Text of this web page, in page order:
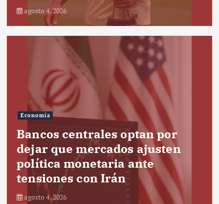
agosto 4, 2026
Economía
Bancos centrales optan por
dejar que mercados ajusten
política monetaria ante
tensiones con Irán
agosto 4, 2026